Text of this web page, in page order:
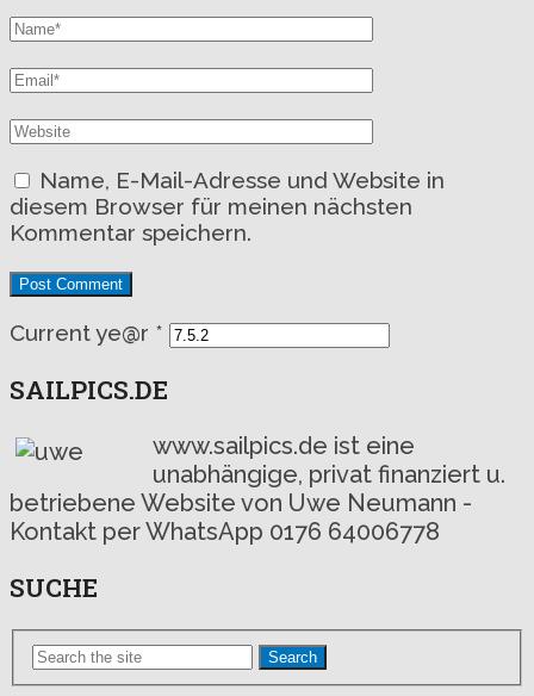
Name, E-Mail-Adresse und Website in
diesem Browser für meinen nächsten
Kommentar speichern.
Current ye@r *
SAILPICS.DE
www.sailpics.de ist eine
unabhängige, privat finanziert u.
betriebene Website von Uwe Neumann -
Kontakt per WhatsApp 0176 64006778
SUCHE
Search